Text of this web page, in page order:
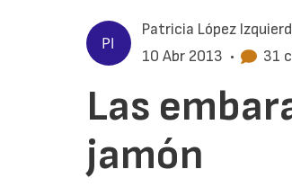
Patricia López
10 Abr 2013 • 31
Las
jamón